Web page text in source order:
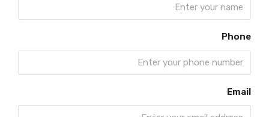
Phone
Email